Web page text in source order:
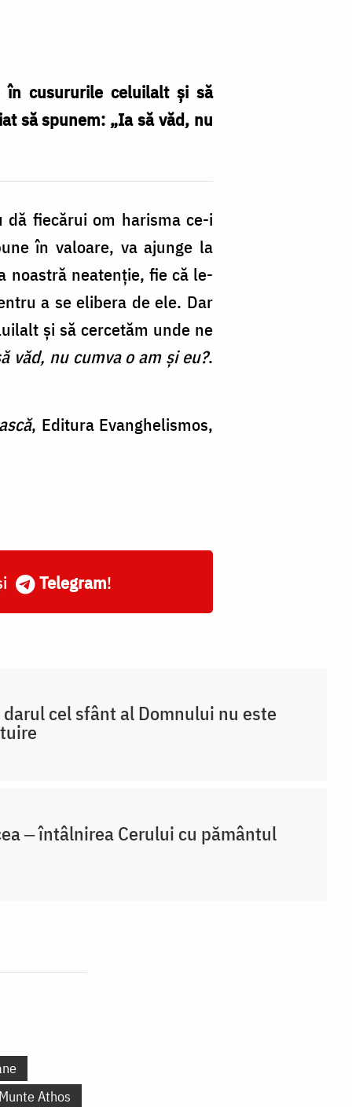
în cusururile celuilalt şi să
să spunem: „Ia să văd, nu
fiecărui om harisma ce-i
în valoare, va ajunge la
noastră neatenţie, fie că le-
a se elibera de ele. Dar
şi să cercetăm unde ne
văd, nu cumva o am şi eu?.
, Editura Evanghelismos,
Telegram!
darul cel sfânt al Domnului nu este
‒ întâlnirea Cerului cu pământul
Athos